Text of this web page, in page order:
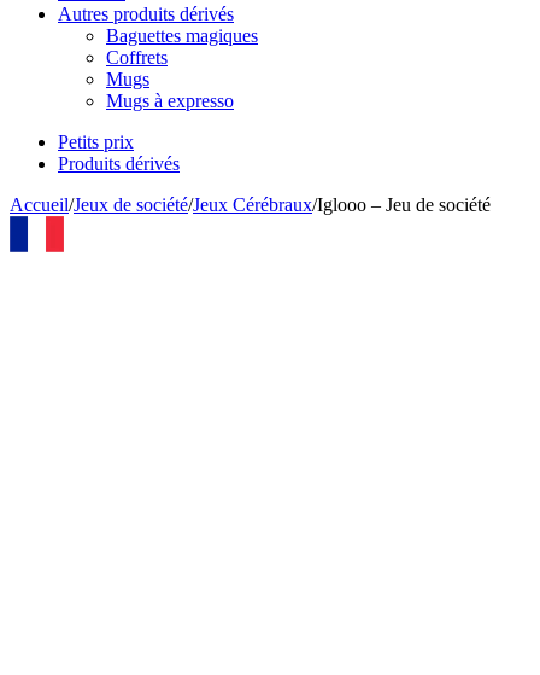
Autres produits dérivés
Baguettes magiques
Coffrets
Mugs
Mugs à expresso
Petits prix
Produits dérivés
Accueil/Jeux de société/Jeux Cérébraux/Iglooo – Jeu de société